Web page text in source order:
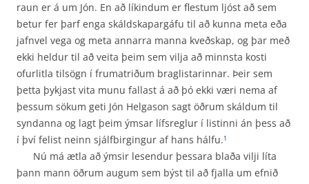
raun er á um Jón. En að líkindum er flestum ljóst að sem
betur fer þarf enga skáldskapargáfu til að kunna meta eða
jafnvel vega og meta annarra manna kveðskap, og þar með
ekki heldur til að veita þeim sem vilja að minnsta kosti
ofurlitla tilsögn í frumatriðum braglistarinnar. Þeir sem
þetta þykjast vita munu fallast á að þó ekki væri nema af
þessum sökum geti Jón Helgason sagt öðrum skáldum til
syndanna og lagt þeim ýmsar lífsreglur í listinni án þess að
í því felist neinn sjálfbirgingur af hans hálfu.1
Nú má ætla að ýmsir lesendur þessara blaða vilji líta
þann mann öðrum augum sem býst til að fjalla um efnið